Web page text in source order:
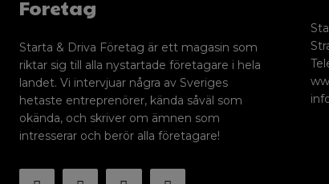
Foretag
Starta & Driva Företag är ett magasin som
riktar sig till alla nystartade företagare i hela
landet. Vi intervjuar några av Sveriges
hetaste entreprenörer, kända såväl som
okända, och skriver om ämnen som
intresserar och berör alla företagare!